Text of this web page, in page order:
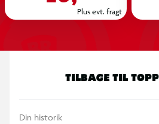
Plus evt. fragt
TILBAGE TIL
Din historik